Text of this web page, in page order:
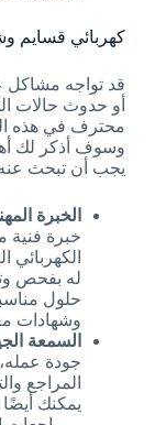
كهربائي قسايم
قد تواجه مشاكل
أو حدوث حالات
محترف في هذه
وسوف أذكر لك
يجب أن تبحث عنه
الخبرة
خبرة
الكهربائي
له بفحص
حلول
وشهادات
السمعة
جودة
المراجع
يمكنك أيضًا